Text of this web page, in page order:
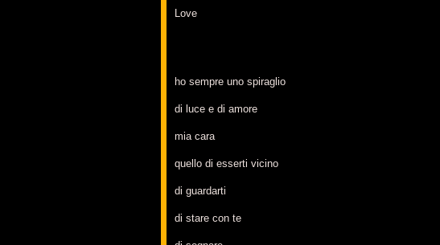
Love
ho sempre uno spiraglio
di luce e di amore
mia cara
quello di esserti vicino
di guardarti
di stare con te